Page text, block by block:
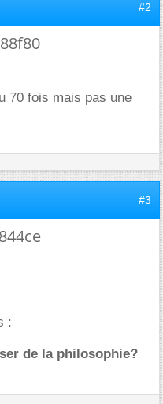
#2
70 fois mais pas une
#3
:
de la philosophie?